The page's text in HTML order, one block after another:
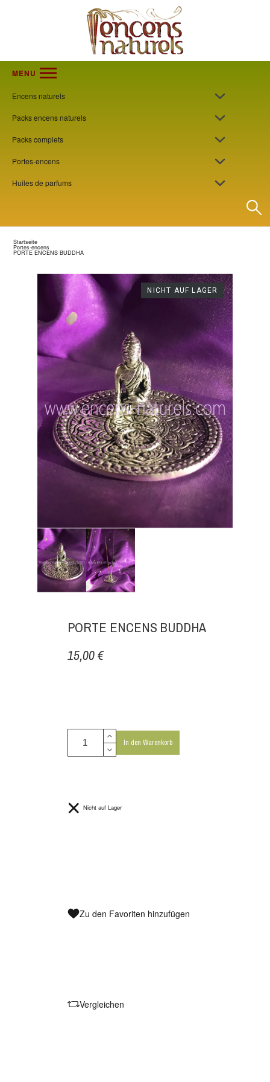
MENU
Encens naturels
Packs encens naturels
Packs complets
Portes-encens
Huiles de parfums
Startseite
Portes-encens
PORTE ENCENS BUDDHA
NICHT AUF LAGER
PORTE ENCENS BUDDHA
15,00 €
In den Warenkorb
Nicht auf Lager
Zu den Favoriten hinzufügen
Vergleichen